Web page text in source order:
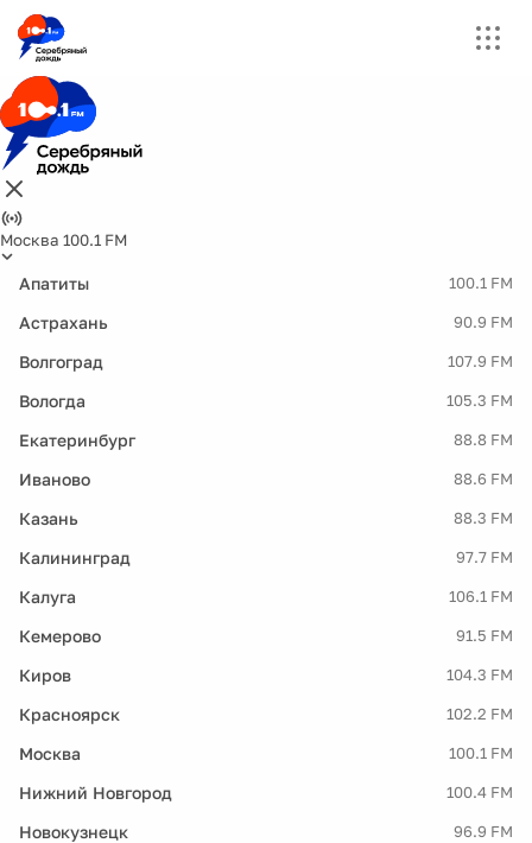
Москва 100.1 FM
Апатиты 100.1 FM
Астрахань 90.9 FM
Волгоград 107.9 FM
Вологда 105.3 FM
Екатеринбург 88.8 FM
Иваново 88.6 FM
Казань 88.3 FM
Калининград 97.7 FM
Калуга 106.1 FM
Кемерово 91.5 FM
Киров 104.3 FM
Красноярск 102.2 FM
Москва 100.1 FM
Нижний Новгород 100.4 FM
Новокузнецк 96.9 FM